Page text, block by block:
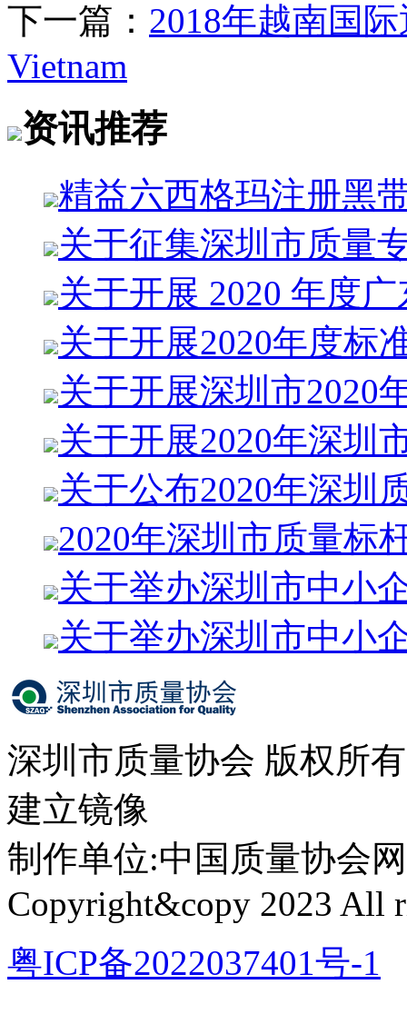
下一篇： 2018年越南国
Vietnam
资讯推荐
精益六西格玛注册黑
关于征集深圳市质量
关于开展 2020 年度
关于开展2020年度标
关于开展深圳市2020
关于开展2020年深圳
关于公布2020年深圳
2020年深圳市质量标
关于举办深圳市中小
关于举办深圳市中小
深圳市质量协会 版权所
建立镜像
制作单位:中国质量协会
Copyright&copy 2023 All
粤ICP备2022037401号-1